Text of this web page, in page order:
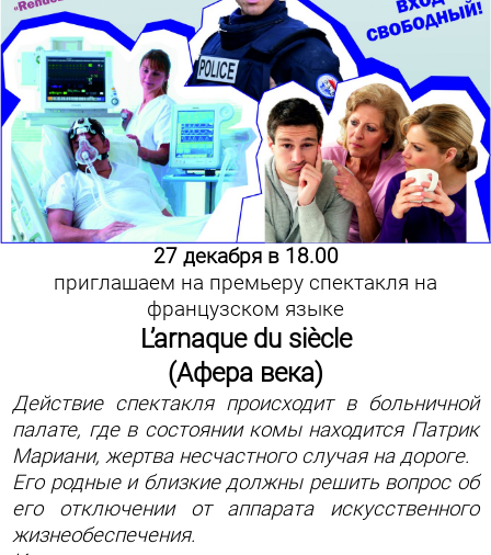
27 декабря в 18.00
приглашаем на премьеру спектакля на
французском языке
L’arnaque du siècle
(Афера века)
Действие спектакля происходит в больничной
палате, где в состоянии комы находится Патрик
Мариани, жертва несчастного случая на дороге.
Его родные и близкие должны решить вопрос об
его отключении от аппарата искусственного
жизнеобеспечения.